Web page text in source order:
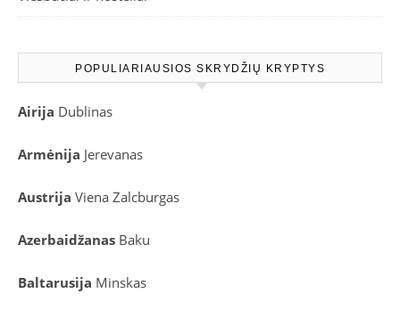
POPULIARIAUSIOS SKRYDŽIŲ KRYPTYS
Airija Dublinas
Armėnija Jerevanas
Austrija Viena Zalcburgas
Azerbaidžanas Baku
Baltarusija Minskas